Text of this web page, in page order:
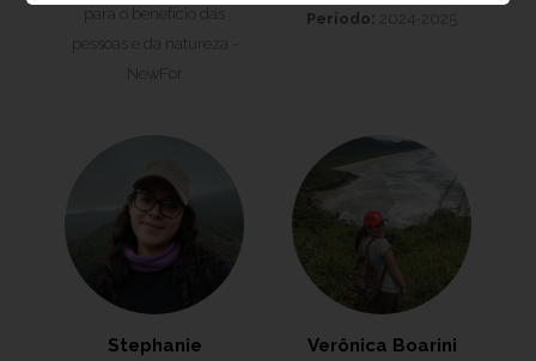
para o benefício das
pessoas e da natureza -
NewFor
Período: 2024-2025
Stephanie
Verônica Boarini